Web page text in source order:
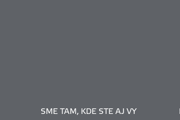
SME TAM, KDE STE AJ VY